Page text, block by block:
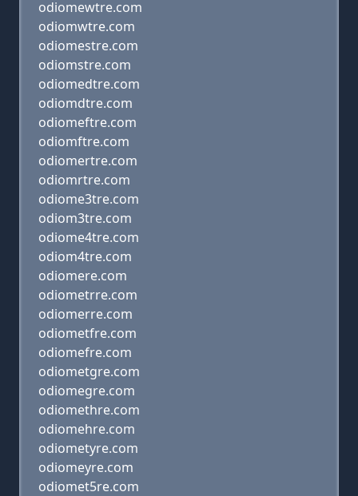
odiomewtre.com
odiomwtre.com
odiomestre.com
odiomstre.com
odiomedtre.com
odiomdtre.com
odiomeftre.com
odiomftre.com
odiomertre.com
odiomrtre.com
odiome3tre.com
odiom3tre.com
odiome4tre.com
odiom4tre.com
odiomere.com
odiometrre.com
odiomerre.com
odiometfre.com
odiomefre.com
odiometgre.com
odiomegre.com
odiomethre.com
odiomehre.com
odiometyre.com
odiomeyre.com
odiomet5re.com